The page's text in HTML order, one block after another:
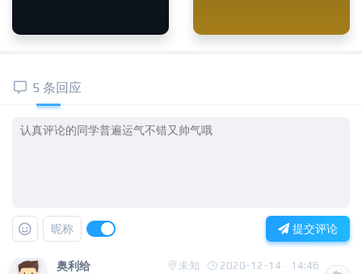
5 条回应
昵称 提交评论
奥利给 未知 2020-12-14 · 14:46